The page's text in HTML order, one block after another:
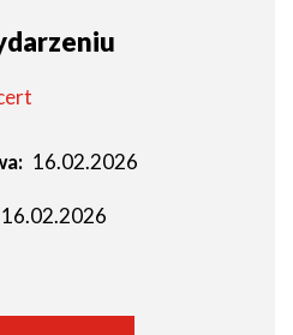
16.02.2026
16.02.2026